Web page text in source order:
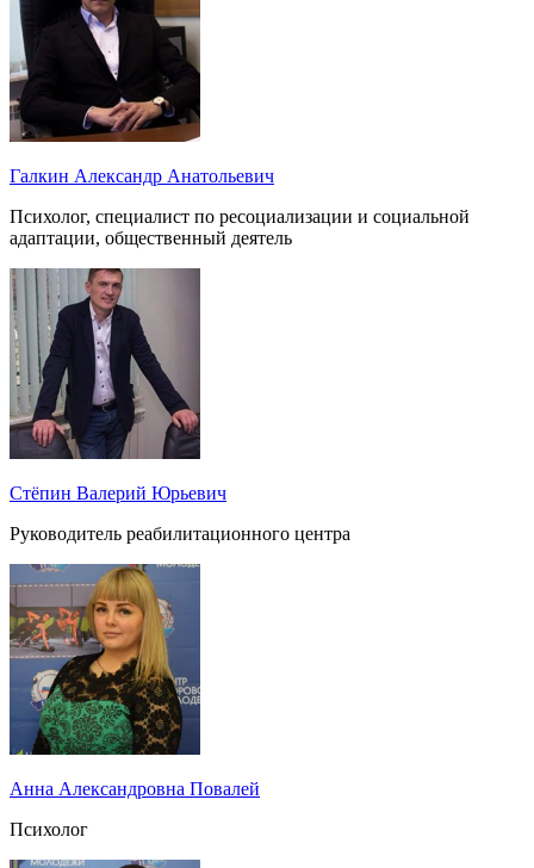
Галкин Александр Анатольевич
Психолог, специалист по ресоциализации и социальной
адаптации, общественный деятель
Стёпин Валерий Юрьевич
Руководитель реабилитационного центра
Анна Александровна Повалей
Психолог